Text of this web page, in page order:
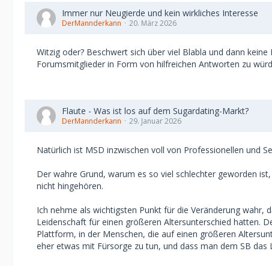
Immer nur Neugierde und kein wirkliches Interesse
DerMannderkann 20. März 2026
Witzig oder? Beschwert sich über viel Blabla und dann
Forumsmitglieder in Form von hilfreichen Antworten zu
Flaute - Was ist los auf dem Sugardating-Markt?
DerMannderkann 29. Januar 2026
Natürlich ist MSD inzwischen voll von Professionellen und
Der wahre Grund, warum es so viel schlechter geworden
nicht hingehören.
Ich nehme als wichtigsten Punkt für die Veränderung
Leidenschaft für einen größeren Altersunterschied hatten.
Plattform, in der Menschen, die auf einen größeren
eher etwas mit Fürsorge zu tun, und dass man dem SB